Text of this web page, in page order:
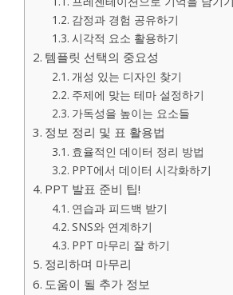
감정과 경험 공유하기
시각적 요소 활용하기
템플릿 선택의 중요성
개성 있는 디자인 찾기
주제에 맞는 테마 설정하기
가독성을 높이는 요소들
정보 정리 및 표 활용법
효율적인 데이터 정리 방법
PPT에서 데이터 시각화하기
PPT 발표 준비 팁!
연습과 피드백 받기
SNS와 연계하기
PPT 마무리 잘 하기
정리하며 마무리
도움이 될 추가 정보